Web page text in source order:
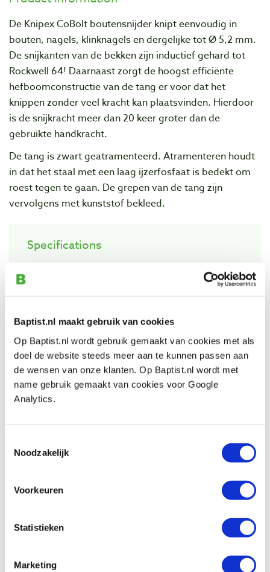
Baptist.nl maakt gebruik van cookies
Op Baptist.nl wordt gebruik gemaakt van cookies met als
doel de website steeds meer aan te kunnen passen aan
de wensen van onze klanten. Op Baptist.nl wordt met
name gebruik gemaakt van cookies voor Google
Analytics.
Noodzakelijk
Voorkeuren
Statistieken
Marketing
De Knipex CoBolt boutensnijder knipt eenvoudig in
bouten, nagels, klinknagels en dergelijke tot Ø 5,2 mm.
De snijkanten van de bekken zijn inductief gehard tot
Rockwell 64! Daarnaast zorgt de hoogst efficiënte
hefboomconstructie van de tang er voor dat het
knippen zonder veel kracht kan plaatsvinden. Hierdoor
is de snijkracht meer dan 20 keer groter dan de
gebruikte handkracht.
De tang is zwart geatramenteerd. Atramenteren houdt
in dat het staal met een laag ijzerfosfaat is bedekt om
roest tegen te gaan. De grepen van de tang zijn
vervolgens met kunststof bekleed.
Specifications
Zeer hard draad knippen tot:Ø 3,6 mm
Totale lengte:200 mm
Materiaal:chroom-vanadium staal, gesmeed,
oliegehard
Gewicht: